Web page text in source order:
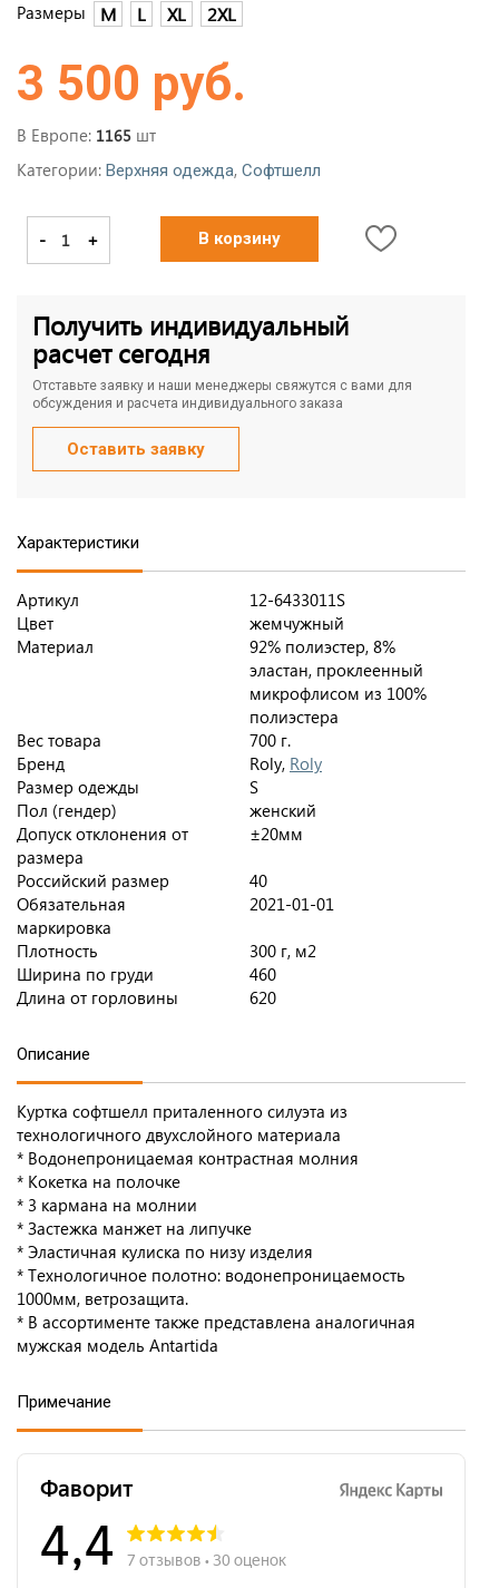
Размеры M L XL 2XL
3 500 руб.
В Европе: 1165 шт
Категории: Верхняя одежда, Софтшелл
- + В корзину
Получить индивидуальный
расчет сегодня
Отставьте заявку и наши менеджеры свяжутся с вами для
обсуждения и расчета индивидуального заказа
Оставить заявку
Характеристики
Артикул
12-6433011S
Цвет
жемчужный
Материал
92% полиэстер, 8%
эластан, проклеенный
микрофлисом из 100%
полиэстера
Вес товара
700 г.
Бренд
Roly, Roly
Размер одежды
S
Пол (гендер)
женский
Допуск отклонения от
размера
±20мм
Российский размер
40
Обязательная
маркировка
2021-01-01
Плотность
300 г, м2
Ширина по груди
460
Длина от горловины
620
Описание
Куртка софтшелл приталенного силуэта из
технологичного двухслойного материала
* Водонепроницаемая контрастная молния
* Кокетка на полочке
* 3 кармана на молнии
* Застежка манжет на липучке
* Эластичная кулиска по низу изделия
* Технологичное полотно: водонепроницаемость
1000мм, ветрозащита.
* В ассортименте также представлена аналогичная
мужская модель Antartida
Примечание